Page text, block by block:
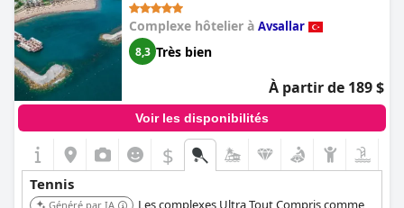
Complexe hôtelier à Avsallar
8,3 Très bien
À partir de 189 $
Voir les disponibilités
$
Tennis
Généré par IA Les complexes Ultra Tout Compris comme